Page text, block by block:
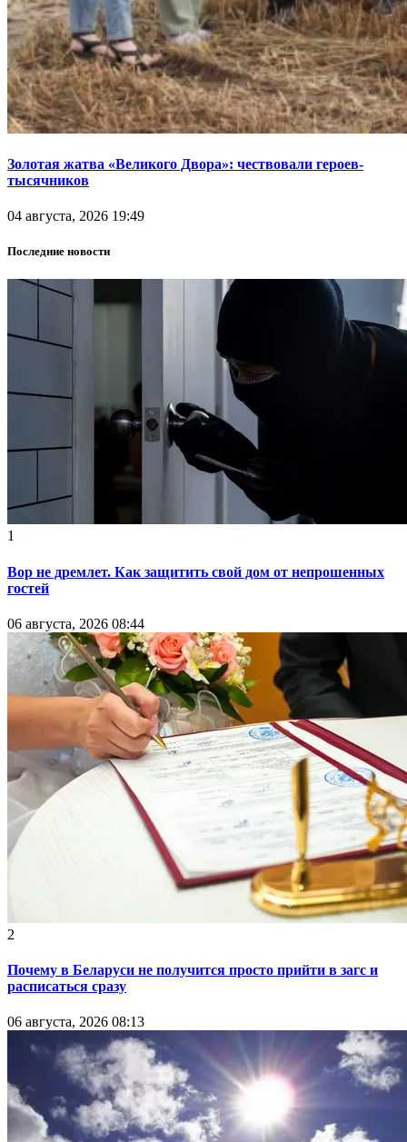
Золотая жатва «Великого Двора»: чествовали героев-
тысячников
04 августа, 2026 19:49
Последние новости
1
Вор не дремлет. Как защитить свой дом от непрошенных
гостей
06 августа, 2026 08:44
2
Почему в Беларуси не получится просто прийти в загс и
расписаться сразу
06 августа, 2026 08:13